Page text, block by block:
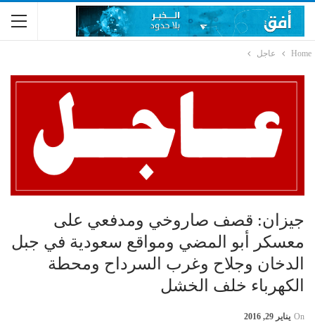
Home عاجل
جيزان: قصف صاروخي ومدفعي على
معسكر أبو المضي ومواقع سعودية في جبل
الدخان وجلاح وغرب السرداح ومحطة
الكهرباء خلف الخشل
On يناير 29, 2016